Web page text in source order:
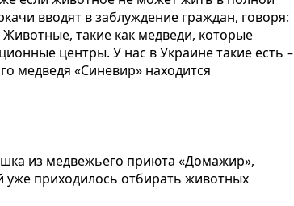
вводят в заблуждение граждан, говоря:
такие как медведи, которые
центры. У нас в Украине такие есть –
медведя «Синевир» находится
из медвежьего приюта «Домажир»,
уже приходилось отбирать животных